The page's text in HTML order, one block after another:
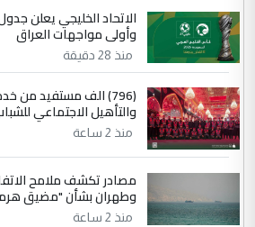
الموضوع :
الجواهري يرد على
مضجعيك يابن الزنا (نص كامل)
سردار
التعليق : واحد من عصابة علي
جنسية الرافد الثالث للعراق
ابا فرات ...
الجواهري يرد على
مضجعيك يابن الزنا (نص كامل)
وأولى مواجهات العراق
منذ 28 دقيقة
(796) الف مستفيد من
والتأهيل الاجتماعي
منذ 2 ساعة
مصادر تكشف ملامح
وطهران بشأن "مضيق
منذ 2 ساعة